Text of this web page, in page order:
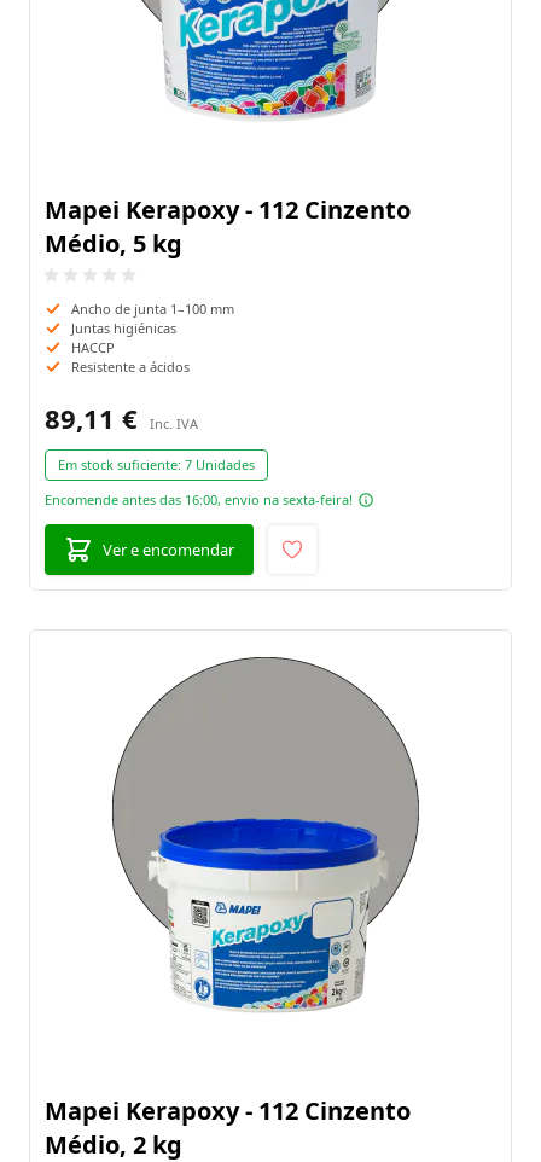
Mapei Kerapoxy - 112 Cinzento
Médio, 5 kg
Ancho de junta 1–100 mm
Juntas higiénicas
HACCP
Resistente a ácidos
89,11 €
Em stock suficiente: 7 Unidades
Encomende antes das 16:00, envio na sexta-feira!
Ver e encomendar
Mapei Kerapoxy - 112 Cinzento
Médio, 2 kg